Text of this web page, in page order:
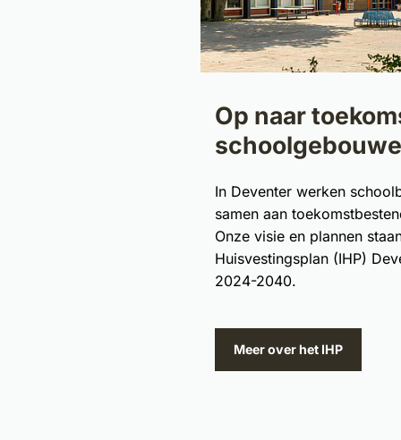
Op naar
In Deventer werken
samen aan
Onze visie en plannen
Huisvestingsplan (IHP)
2024-2040.
Meer over het IHP